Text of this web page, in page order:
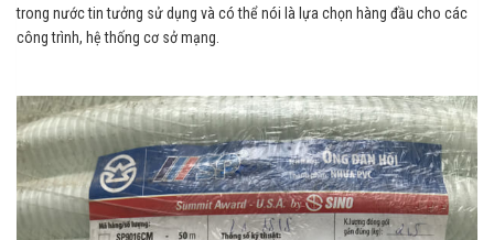
trong nước tin tưởng sử dụng và có thể nói là lựa chọn hàng đầu cho các
công trình, hệ thống cơ sở mạng.